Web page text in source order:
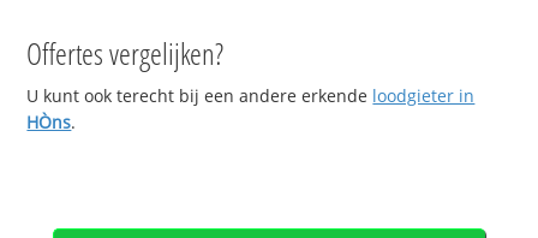
Offertes vergelijken?
U kunt ook terecht bij een andere erkende loodgieter in
HÒns.